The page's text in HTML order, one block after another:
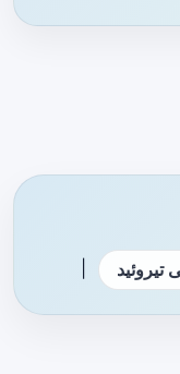
تیروئید